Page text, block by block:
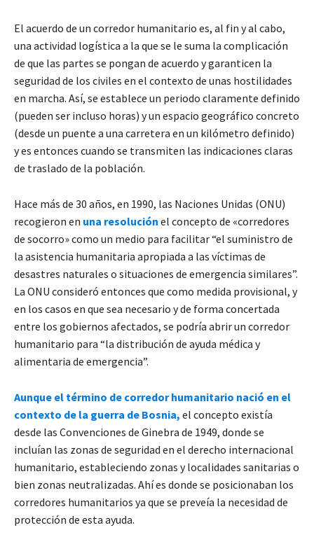
El acuerdo de un corredor humanitario es, al fin y al cabo,
una actividad logística a la que se le suma la complicación
de que las partes se pongan de acuerdo y garanticen la
seguridad de los civiles en el contexto de unas hostilidades
en marcha. Así, se establece un periodo claramente definido
(pueden ser incluso horas) y un espacio geográfico concreto
(desde un puente a una carretera en un kilómetro definido)
y es entonces cuando se transmiten las indicaciones claras
de traslado de la población.
Hace más de 30 años, en 1990, las Naciones Unidas (ONU)
recogieron en una resolución el concepto de «corredores
de socorro» como un medio para facilitar “el suministro de
la asistencia humanitaria apropiada a las víctimas de
desastres naturales o situaciones de emergencia similares”.
La ONU consideró entonces que como medida provisional, y
en los casos en que sea necesario y de forma concertada
entre los gobiernos afectados, se podría abrir un corredor
humanitario para “la distribución de ayuda médica y
alimentaria de emergencia”.
Aunque el término de corredor humanitario nació en el
contexto de la guerra de Bosnia, el concepto existía
desde las Convenciones de Ginebra de 1949, donde se
incluían las zonas de seguridad en el derecho internacional
humanitario, estableciendo zonas y localidades sanitarias o
bien zonas neutralizadas. Ahí es donde se posicionaban los
corredores humanitarios ya que se preveía la necesidad de
protección de esta ayuda.